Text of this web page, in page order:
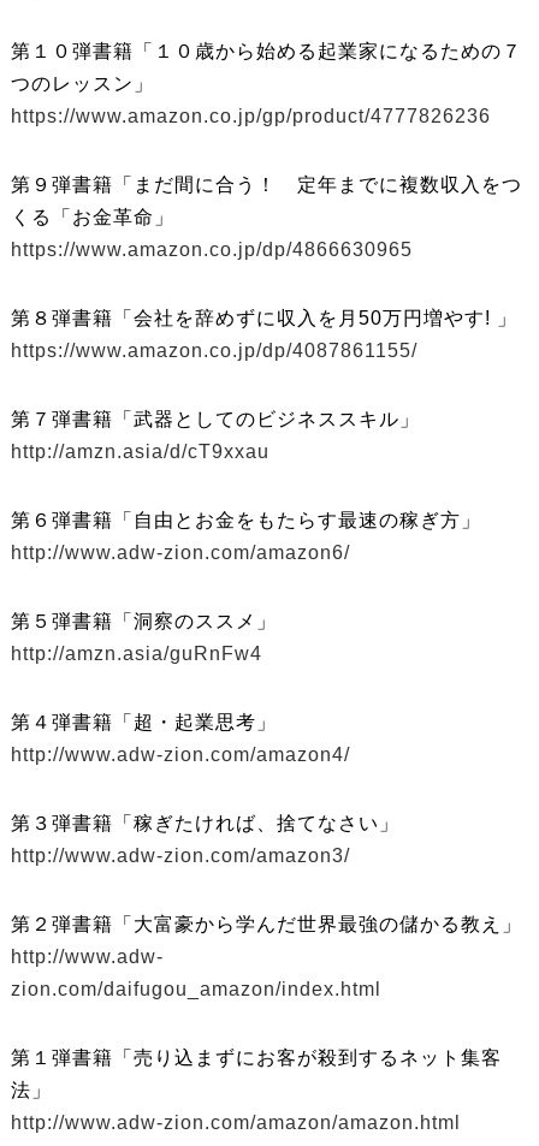
第１０弾書籍「１０歳から始める起業家になるための７
つのレッスン」
https://www.amazon.co.jp/gp/product/4777826236
第９弾書籍「まだ間に合う！ 定年までに複数収入をつ
くる「お金革命」
https://www.amazon.co.jp/dp/4866630965
第８弾書籍「会社を辞めずに収入を月50万円増やす! 」
https://www.amazon.co.jp/dp/4087861155/
第７弾書籍「武器としてのビジネススキル」
http://amzn.asia/d/cT9xxau
第６弾書籍「自由とお金をもたらす最速の稼ぎ方」
http://www.adw-zion.com/amazon6/
第５弾書籍「洞察のススメ」
http://amzn.asia/guRnFw4
第４弾書籍「超・起業思考」
http://www.adw-zion.com/amazon4/
第３弾書籍「稼ぎたければ、捨てなさい」
http://www.adw-zion.com/amazon3/
第２弾書籍「大富豪から学んだ世界最強の儲かる教え」
http://www.adw-
zion.com/daifugou_amazon/index.html
第１弾書籍「売り込まずにお客が殺到するネット集客
法」
http://www.adw-zion.com/amazon/amazon.html